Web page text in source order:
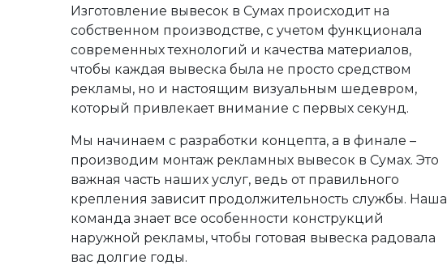
Изготовление вывесок в Сумах происходит на
собственном производстве, с учетом функционала
современных технологий и качества материалов,
чтобы каждая вывеска была не просто средством
рекламы, но и настоящим визуальным шедевром,
который привлекает внимание с первых секунд.
Мы начинаем с разработки концепта, а в финале –
производим монтаж рекламных вывесок в Сумах. Это
важная часть наших услуг, ведь от правильного
крепления зависит продолжительность службы. Наша
команда знает все особенности конструкций
наружной рекламы, чтобы готовая вывеска радовала
вас долгие годы.